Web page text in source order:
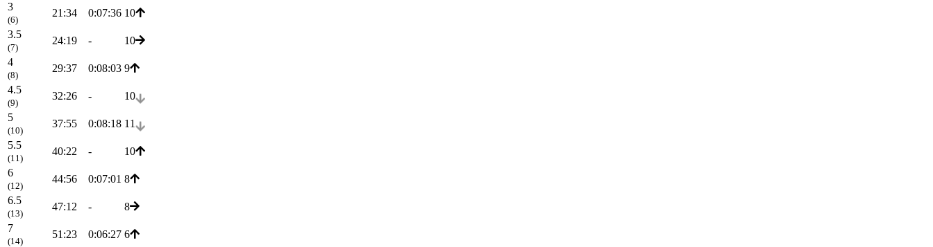
3
(6)
21:34 0:07:36 10
3.5
(7)
24:19 -
10
4
(8)
29:37 0:08:03 9
4.5
(9)
32:26 -
10
5
(10)
37:55 0:08:18 11
5.5
(11)
40:22 -
10
6
(12)
44:56 0:07:01 8
6.5
(13)
47:12 -
8
7
(14)
51:23 0:06:27 6